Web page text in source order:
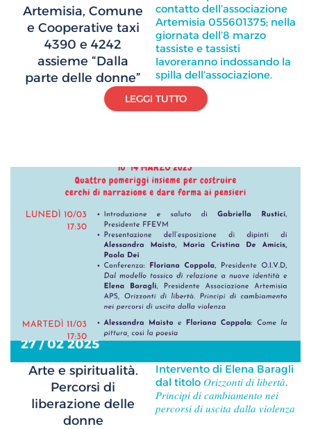
Artemisia, Comune
e Cooperative taxi
4390 e 4242
assieme “Dalla
parte delle donne”
contatto dell’associazione
Artemisia 055601375; nella
giornata dell’8 marzo
tassiste e tassisti
lavoreranno indossando la
spilla dell’associazione.
LEGGI TUTTO
Arte e spiritualità.
Percorsi di
liberazione delle
donne
Intervento di Elena Baragli
dal titolo 𝑂𝑟𝑖𝑧𝑧𝑜𝑛𝑡𝑖 𝑑𝑖 𝑙𝑖𝑏𝑒𝑟𝑡𝑎̀.
𝑃𝑟𝑖𝑛𝑐𝑖𝑝𝑖 𝑑𝑖 𝑐𝑎𝑚𝑏𝑖𝑎𝑚𝑒𝑛𝑡𝑜 𝑛𝑒𝑖
𝑝𝑒𝑟𝑐𝑜𝑟𝑠𝑖 𝑑𝑖 𝑢𝑠𝑐𝑖𝑡𝑎 𝑑𝑎𝑙𝑙𝑎 𝑣𝑖𝑜𝑙𝑒𝑛𝑧𝑎
27 / 02 2025